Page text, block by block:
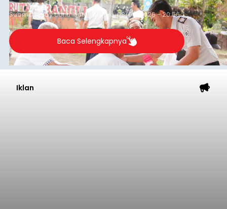
Submitted bycontributor Thu, 08/06/2026 - 20:56
Baca Selengkapnya
Iklan